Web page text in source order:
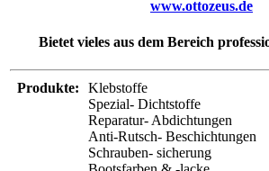
Spezial- Dichtstoffe
Reparatur- Abdichtungen
Schrauben- sicherung
Bootsfarben & -lacke
Holzschutz
Zubehör
Reiniger & Verdünner
Autopflege & -wartung